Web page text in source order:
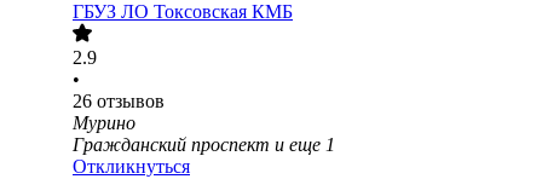
ГБУЗ ЛО Токсовская КМБ
2.9
•
26 отзывов
Мурино
Гражданский проспект и еще 1
Откликнуться